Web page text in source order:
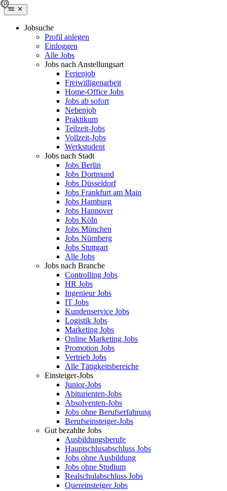
Jobsuche
Profil anlegen
Einloggen
Alle Jobs
Jobs nach Anstellungsart
Ferienjob
Freiwilligenarbeit
Home-Office Jobs
Jobs ab sofort
Nebenjob
Praktikum
Teilzeit-Jobs
Vollzeit-Jobs
Werkstudent
Jobs nach Stadt
Jobs Berlin
Jobs Dortmund
Jobs Düsseldorf
Jobs Frankfurt am Main
Jobs Hamburg
Jobs Hannover
Jobs Köln
Jobs München
Jobs Nürnberg
Jobs Stuttgart
Alle Jobs
Jobs nach Branche
Controlling Jobs
HR Jobs
Ingenieur Jobs
IT Jobs
Kundenservice Jobs
Logistik Jobs
Marketing Jobs
Online Marketing Jobs
Promotion Jobs
Vertrieb Jobs
Alle Tätigkeitsbereiche
Einsteiger-Jobs
Junior-Jobs
Abiturienten-Jobs
Absolventen-Jobs
Jobs ohne Berufserfahrung
Berufseinsteiger-Jobs
Gut bezahlte Jobs
Ausbildungsberufe
Hauptschlusabschluss Jobs
Jobs ohne Ausbildung
Jobs ohne Studium
Realschulabschluss Jobs
Quereinsteiger Jobs